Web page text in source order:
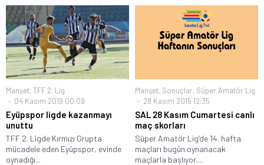
Manşet, TFF 2. Lig
04 Kasım 2019 00:09
Eyüpspor ligde kazanmayı
unuttu
TFF 2. Ligde Kırmızı Grupta
mücadele eden Eyüpspor, evinde
oynadığı...
Manşet, Sonuçlar, Süper Amatör Lig
28 Kasım 2015 12:35
SAL 28 Kasım Cumartesi canlı
maç skorları
Süper Amatör Lig’de 14. hafta
maçları bugün oynanacak
maçlarla başlıyor....